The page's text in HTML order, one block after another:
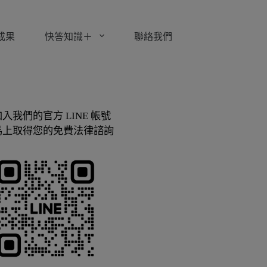
果 快答知識＋ 聯絡我們
入我們的官方 LINE 帳號
上取得您的免費法律諮詢